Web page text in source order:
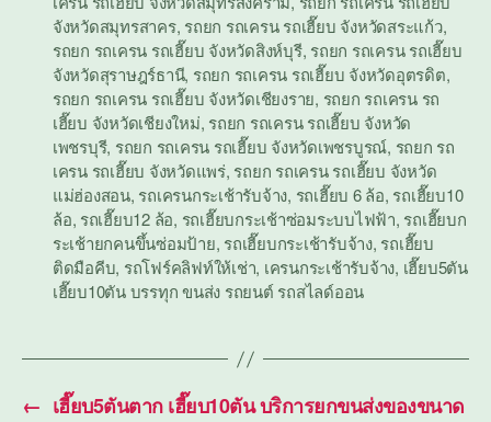
จังหวัดสมุทรสาคร, รถยก รถเครน รถเฮี๊ยบ จังหวัดสระแก้ว,
รถยก รถเครน รถเฮี๊ยบ จังหวัดสิงห์บุรี, รถยก รถเครน รถเฮี๊ยบ
จังหวัดสุราษฎร์ธานี, รถยก รถเครน รถเฮี๊ยบ จังหวัดอุตรดิต,
รถยก รถเครน รถเฮี๊ยบ จังหวัดเชียงราย, รถยก รถเครน รถ
เฮี๊ยบ จังหวัดเชียงใหม่, รถยก รถเครน รถเฮี๊ยบ จังหวัด
เพชรบุรี, รถยก รถเครน รถเฮี๊ยบ จังหวัดเพชรบูรณ์, รถยก รถ
เครน รถเฮี๊ยบ จังหวัดแพร่, รถยก รถเครน รถเฮี๊ยบ จังหวัด
แม่ฮ่องสอน, รถเครนกระเช้ารับจ้าง, รถเฮี๊ยบ 6 ล้อ, รถเฮี๊ยบ10
ล้อ, รถเฮี๊ยบ12 ล้อ, รถเฮี๊ยบกระเช้าซ่อมระบบไฟฟ้า, รถเฮี๊ยบก
ระเช้ายกคนขึ้นซ่อมป้าย, รถเฮี๊ยบกระเช้ารับจ้าง, รถเฮี๊ยบ
ติดมือคีบ, รถโฟร์คลิฟท์ให้เช่า, เครนกระเช้ารับจ้าง, เฮี๊ยบ5ตัน
เฮี๊ยบ10ตัน บรรทุก ขนส่ง รถยนต์ รถสไลด์ออน
← เฮี๊ยบ5ตันตาก เฮี๊ยบ10ตัน บริการยกขนส่งของขนาด